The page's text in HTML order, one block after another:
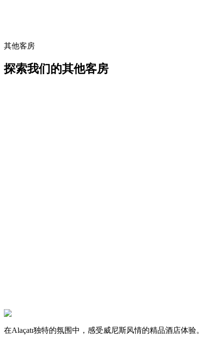
其他客房
探索我们的其他客房
在Alaçatı独特的氛围中，感受威尼斯风情的精品酒店体验。